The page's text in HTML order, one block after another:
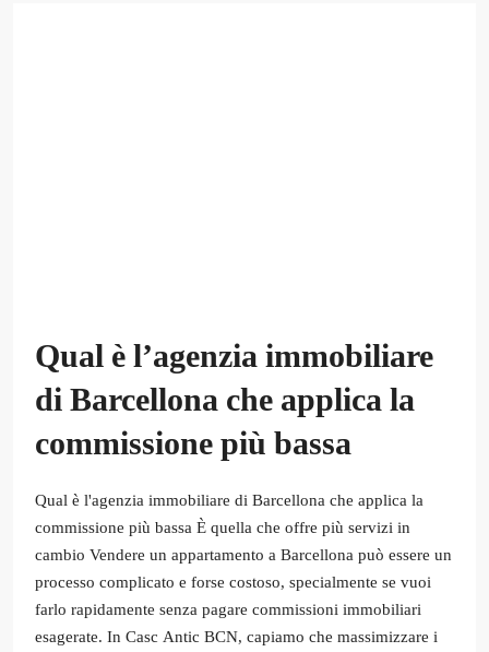
Qual è l’agenzia immobiliare
di Barcellona che applica la
commissione più bassa
Qual è l'agenzia immobiliare di Barcellona che applica la
commissione più bassa È quella che offre più servizi in
cambio Vendere un appartamento a Barcellona può essere un
processo complicato e forse costoso, specialmente se vuoi
farlo rapidamente senza pagare commissioni immobiliari
esagerate. In Casc Antic BCN, capiamo che massimizzare i